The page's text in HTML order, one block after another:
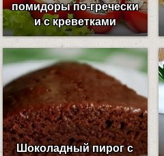
помидоры по-гречески
и с креветками
Шоколадный пирог с